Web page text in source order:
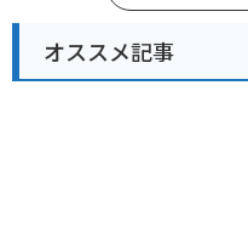
オススメ記事